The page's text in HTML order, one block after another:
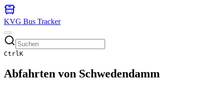
KVG Bus Tracker
CtrlK
Abfahrten von Schwedendamm